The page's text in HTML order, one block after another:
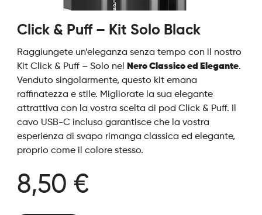
DIVENTA UN GROSSISTA X-BAR
IL MIO ACCOUNT
Click & Puff – Kit Solo Black
Raggiungete un’eleganza senza tempo con il nostro
Kit Click & Puff – Solo nel
Nero Classico ed Elegante.
Venduto singolarmente, questo kit emana
raffinatezza e stile. Migliorate la sua elegante
attrattiva con la vostra scelta di pod Click & Puff. Il
cavo USB-C incluso garantisce che la vostra
esperienza di svapo rimanga classica ed elegante,
proprio come il colore stesso.
8,50 €